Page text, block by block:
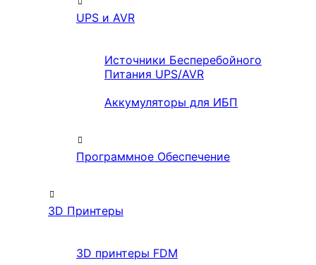
UPS и AVR
Источники Бесперебойного
Питания UPS/AVR
Аккумуляторы для ИБП
Программное Обеспечение
3D Принтеры
3D принтеры FDM